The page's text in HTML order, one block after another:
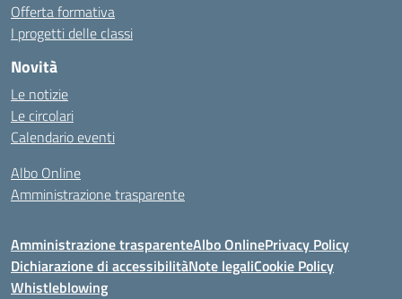
Offerta formativa
I progetti delle classi
Novità
Le notizie
Le circolari
Calendario eventi
Albo Online
Amministrazione trasparente
Amministrazione trasparenteAlbo OnlinePrivacy Policy
Dichiarazione di accessibilitàNote legaliCookie Policy
Whistleblowing